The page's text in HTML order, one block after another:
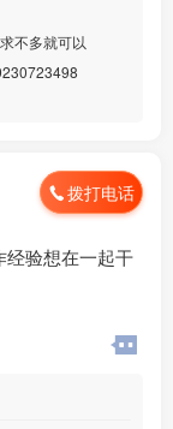
不多就可以
拨打电话
经验想在一起干